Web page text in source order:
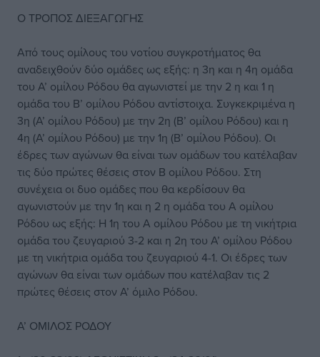
Ο ΤΡΟΠΟΣ ΔΙΕΞΑΓΩΓΗΣ
Από τους ομίλους του νοτίου συγκροτήματος θα
αναδειχθούν δύο ομάδες ως εξής: η 3η και η 4η ομάδα
του Α’ ομίλου Ρόδου θα αγωνιστεί με την 2 η και 1 η
ομάδα του Β’ ομίλου Ρόδου αντίστοιχα. Συγκεκριμένα η
3η (Α’ ομίλου Ρόδου) με την 2η (Β’ ομίλου Ρόδου) και η
4η (Α’ ομίλου Ρόδου) με την 1η (Β’ ομίλου Ρόδου). Οι
έδρες των αγώνων θα είναι των ομάδων του κατέλαβαν
τις δύο πρώτες θέσεις στον Β ομίλου Ρόδου. Στη
συνέχεια οι δυο ομάδες που θα κερδίσουν θα
αγωνιστούν με την 1η και η 2 η ομάδα του Α ομίλου
Ρόδου ως εξής: Η 1η του Α ομίλου Ρόδου με τη νικήτρια
ομάδα του ζευγαριού 3-2 και η 2η του Α’ ομίλου Ρόδου
με τη νικήτρια ομάδα του ζευγαριού 4-1. Οι έδρες των
αγώνων θα είναι των ομάδων που κατέλαβαν τις 2
πρώτες θέσεις στον Α’ όμιλο Ρόδου.
Α’ ΟΜΙΛΟΣ ΡΟΔΟΥ